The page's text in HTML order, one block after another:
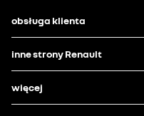
obsługa klienta
inne strony Renault
więcej